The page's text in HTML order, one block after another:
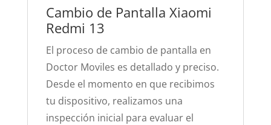
Cambio de Pantalla Xiaomi
Redmi 13
El proceso de cambio de pantalla en
Doctor Moviles es detallado y preciso.
Desde el momento en que recibimos
tu dispositivo, realizamos una
inspección inicial para evaluar el